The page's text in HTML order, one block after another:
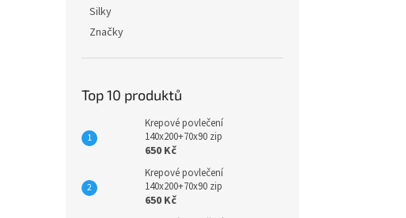
Silky
Značky
Top 10 produktů
Krepové povlečení
140x200+70x90 zip
650 Kč
Krepové povlečení
140x200+70x90 zip
650 Kč